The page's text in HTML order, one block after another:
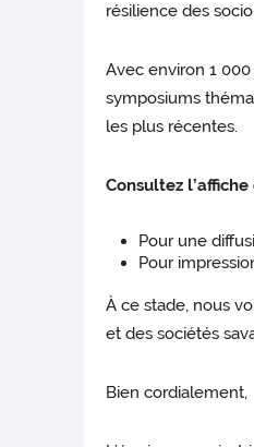
résilience des
Avec environ 1
symposiums
les plus récentes.
Consultez
Pour une
Pour
À ce stade, nous
et des sociétés
Bien cordialement,